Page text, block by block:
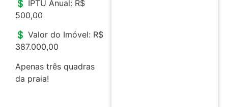
💲 IPTU Anual: R$
500,00
💲 Valor do Imóvel: R$
387.000,00
Apenas três quadras
da praia!